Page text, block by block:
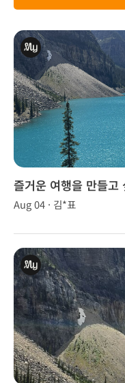
즐거운 여행을 만들고
합니다~!
Aug 04 · 김*표